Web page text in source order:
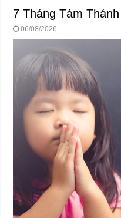
7 Tháng Tám
06/08/2026